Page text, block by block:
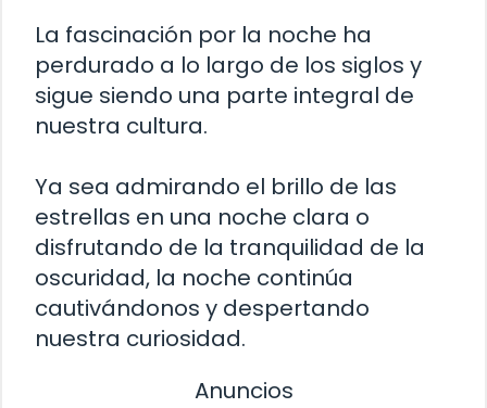
La fascinación por la noche ha
perdurado a lo largo de los siglos y
sigue siendo una parte integral de
nuestra cultura.
Ya sea admirando el brillo de las
estrellas en una noche clara o
disfrutando de la tranquilidad de la
oscuridad, la noche continúa
cautivándonos y despertando
nuestra curiosidad.
Anuncios